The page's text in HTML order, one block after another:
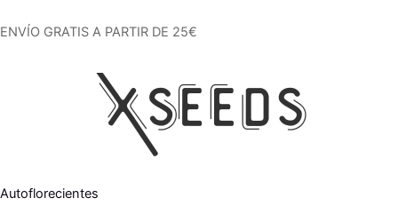
al
ENVÍO GRATIS A PARTIR DE 25€
Autoflorecientes